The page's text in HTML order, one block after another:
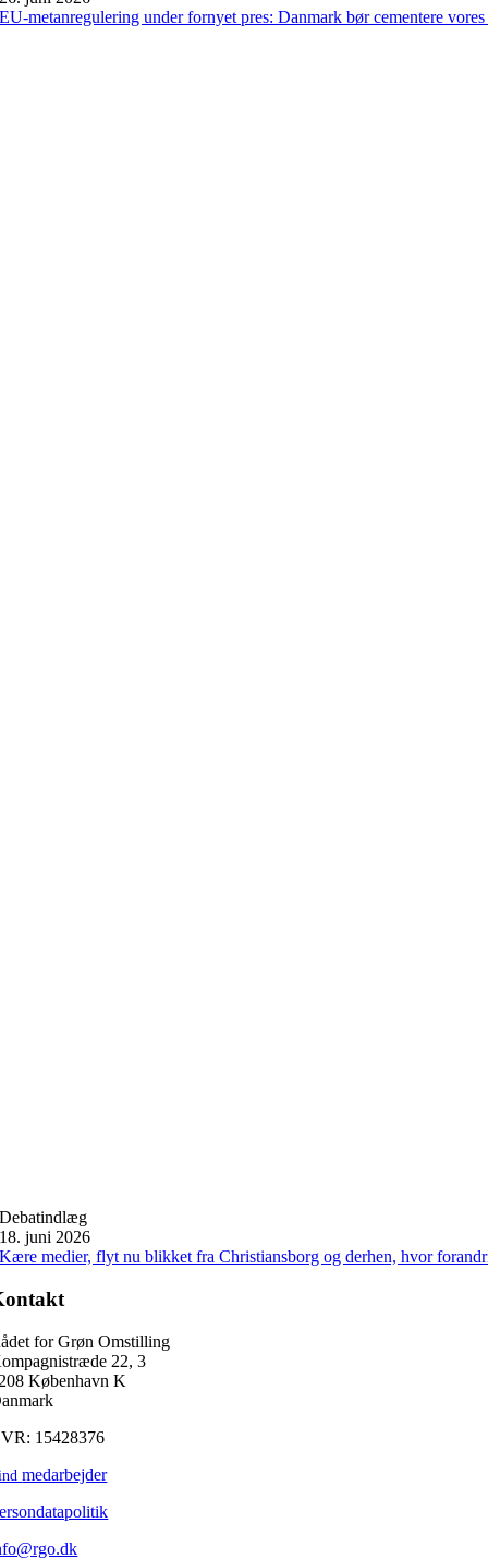
EU-metanregulering under fornyet pres: Danmark bør cementere
Debatindlæg
18. juni 2026
Kære medier, flyt nu blikket fra Christiansborg og derhen, hvor
for Grøn Omstilling
22, 3
København K
15428376
medarbejder